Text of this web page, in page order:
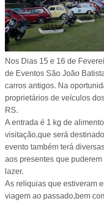
Nos Dias 15 e 16 de
de Eventos São João
carros antigos. Na
proprietários de veículos
RS.
A entrada é 1 kg de
visitação,que será
evento também terá
aos presentes que
lazer.
As reliquias que estiveram
viagem ao passado,bem